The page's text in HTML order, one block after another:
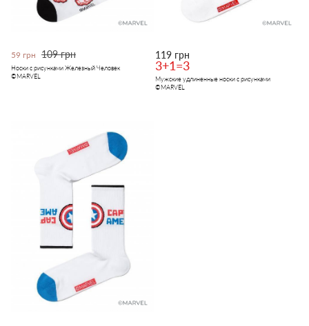
59 грн 109 грн
Носки с рисунками Железный Человек
©MARVEL
119 грн
3+1=3
Мужские удлиненные носки с рисунками
©MARVEL